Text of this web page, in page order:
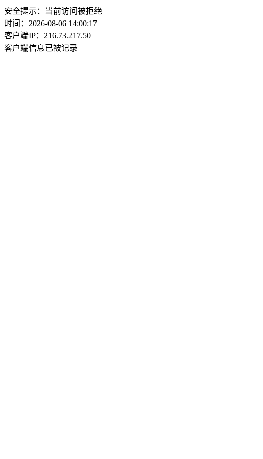
安全提示：当前访问被拒绝
时间：2026-08-06 14:00:17
客户端IP：216.73.217.50
客户端信息已被记录